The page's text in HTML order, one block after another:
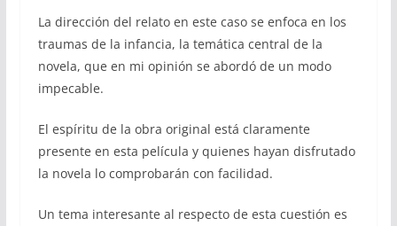
La dirección del relato en este caso se enfoca en los
traumas de la infancia, la temática central de la
novela, que en mi opinión se abordó de un modo
impecable.
El espíritu de la obra original está claramente
presente en esta película y quienes hayan disfrutado
la novela lo comprobarán con facilidad.
Un tema interesante al respecto de esta cuestión es